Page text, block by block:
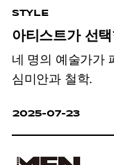
STYLE
아티스트가 선
네 명의 예술가가
심미안과 철학.
2025-07-23